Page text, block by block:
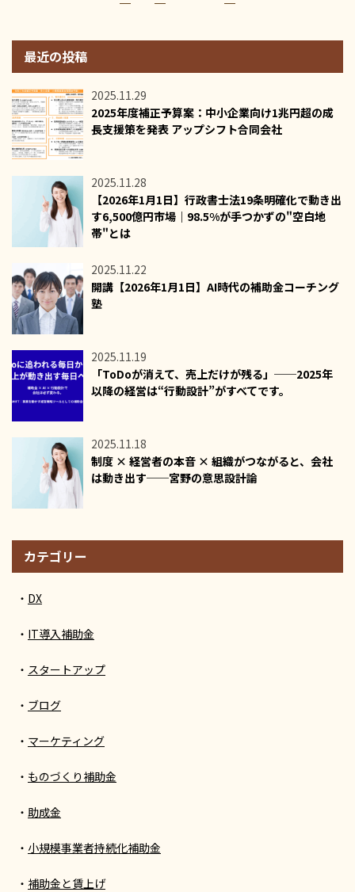
最近の投稿
2025.11.29
2025年度補正予算案：中小企業向け1兆円超の成
長支援策を発表 アップシフト合同会社
2025.11.28
【2026年1月1日】行政書士法19条明確化で動き出
す6,500億円市場｜98.5%が手つかずの"空白地
帯"とは
2025.11.22
開講【2026年1月1日】AI時代の補助金コーチング
塾
2025.11.19
「ToDoが消えて、売上だけが残る」──2025年
以降の経営は“行動設計”がすべてです。
2025.11.18
制度 × 経営者の本音 × 組織がつながると、会社
は動き出す──宮野の意思設計論
カテゴリー
DX
IT導入補助金
スタートアップ
ブログ
マーケティング
ものづくり補助金
助成金
小規模事業者持続化補助金
補助金と賃上げ